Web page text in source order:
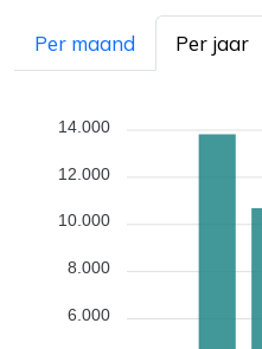
Per maand Per jaar
14.000
12.000
10.000
8.000
6.000